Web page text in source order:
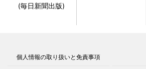
(毎日新聞出版)
個人情報の取り扱いと免責事項